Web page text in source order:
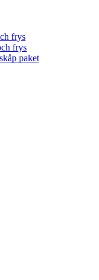
frys
frys
paket